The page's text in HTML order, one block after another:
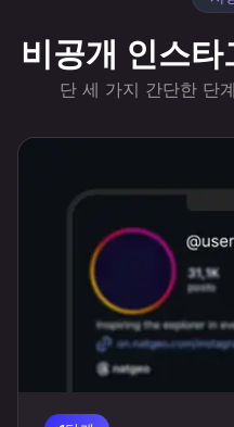
비공개 인스
단 세 가지 간단한 단